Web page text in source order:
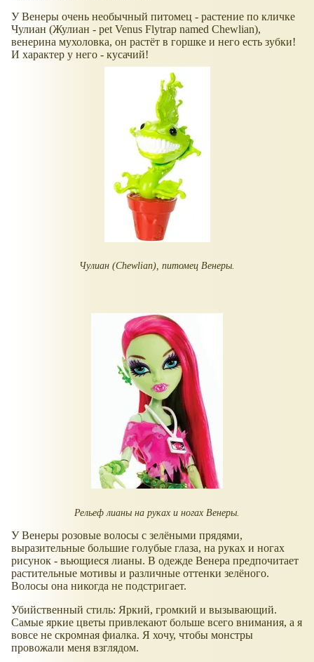
У Венеры очень необычный питомец - растение по кличке
Чулиан (Жулиан - pet Venus Flytrap named Chewlian),
венерина мухоловка, он растёт в горшке и него есть зубки!
И характер у него - кусачий!
Чулиан (Chewlian), питомец Венеры.
Рельеф лианы на руках и ногах Венеры.
У Венеры розовые волосы с зелёными прядями,
выразительные большие голубые глаза, на руках и ногах
рисунок - вьющиеся лианы. В одежде Венера предпочитает
растительные мотивы и различные оттенки зелёного.
Волосы она никогда не подстригает.
Убийственный стиль: Яркий, громкий и вызывающий.
Самые яркие цветы привлекают больше всего внимания, а я
вовсе не скромная фиалка. Я хочу, чтобы монстры
провожали меня взглядом.